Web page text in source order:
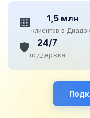
🏢 1,5 млн
клиентов в
🛡️ 24/7
поддержка